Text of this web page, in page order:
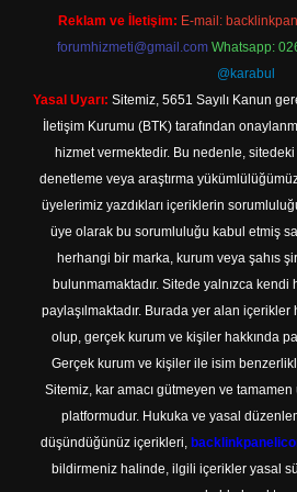
Reklam ve İletişim: E-mail:
forumhizmeti@gmail.com Whatsapp:
@karabul
Yasal Uyarı: Sitemiz, 5651 Sayılı Kanun
İletişim Kurumu (BTK) tarafından
hizmet vermektedir. Bu nedenle,
denetleme veya araştırma
üyelerimiz yazdıkları içeriklerin
üye olarak bu sorumluluğu kabul etmiş
herhangi bir marka, kurum veya şahıs
bulunmamaktadır. Sitede yalnızca kendi
paylaşılmaktadır. Burada yer alan içerikler
olup, gerçek kurum ve kişiler hakkında
Gerçek kurum ve kişiler ile isim
Sitemiz, kar amacı gütmeyen ve
platformudur. Hukuka ve yasal
düşündüğünüz içerikleri,
bildirmeniz halinde, ilgili içerikler yasal